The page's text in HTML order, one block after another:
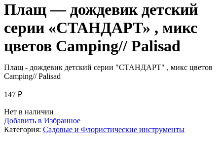
Плащ — дождевик детский
серии «СТАНДАРТ» , микс
цветов Camping// Palisad
Плащ - дождевик детский серии "СТАНДАРТ" , микс цветов
Camping// Palisad
147 ₽
Нет в наличии
Добавить в Избранное
Категория: Садовые и Флористические инструменты